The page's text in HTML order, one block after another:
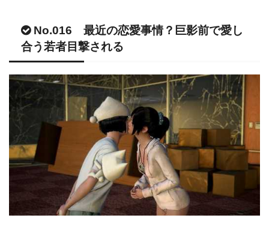
No.016 最近の恋愛事情？巨影前で愛し
合う若者目撃される